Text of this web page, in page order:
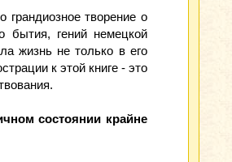
грандиозное творение о
бытия, гений немецкой
жизнь не только в его
к этой книге - это
состоянии крайне